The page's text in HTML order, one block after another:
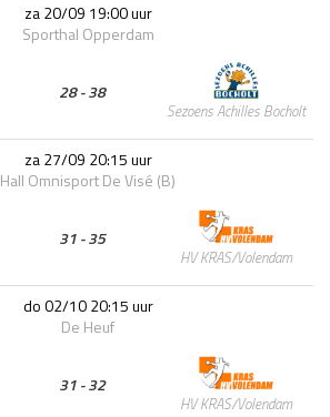
za 20/09 19:00 uur
Sporthal Opperdam
28 - 38
Sezoens Achilles Bocholt
za 27/09 20:15 uur
Hall Omnisport De Visé (B)
31 - 35
HV KRAS/Volendam
do 02/10 20:15 uur
De Heuf
31 - 32
HV KRAS/Volendam